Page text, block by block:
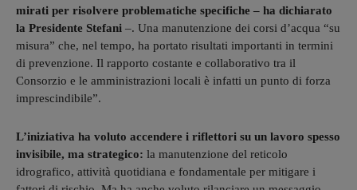
mirati per risolvere problematiche specifiche – ha dichiarato
la Presidente Stefani –. Una manutenzione dei corsi d’acqua “su
misura” che, nel tempo, ha portato risultati importanti in termini
di prevenzione. Il rapporto costante e collaborativo tra il
Consorzio e le amministrazioni locali è infatti un punto di forza
imprescindibile”.
L’iniziativa ha voluto accendere i riflettori su un lavoro spesso
invisibile, ma strategico: la manutenzione del reticolo
idrografico, attività quotidiana e fondamentale per mitigare i